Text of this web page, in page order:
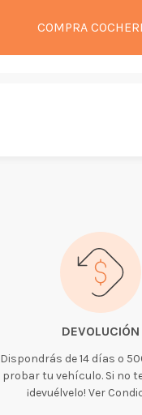
COMPRA COCHE
DEVOLUCIÓN
Dispondrás de 14 días o
probar tu vehículo. Si no
¡devuélvelo! Ver